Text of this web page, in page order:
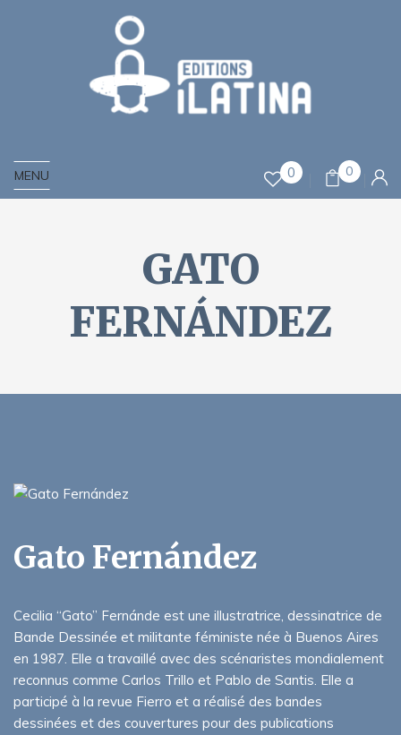
MENU 0 0
GATO
FERNÁNDEZ
Gato Fernández
Cecilia “Gato” Fernánde est une illustratrice, dessinatrice de
Bande Dessinée et militante féministe née à Buenos Aires
en 1987. Elle a travaillé avec des scénaristes mondialement
reconnus comme Carlos Trillo et Pablo de Santis. Elle a
participé à la revue Fierro et a réalisé des bandes
dessinées et des couvertures pour des publications